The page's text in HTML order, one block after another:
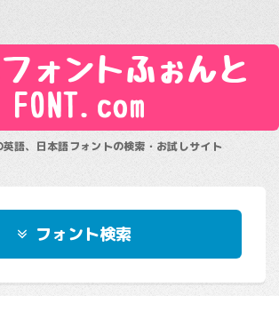
ォントふぉんと
FONT.com
語、日本語フォントの検索・お試しサイト
フォント検索